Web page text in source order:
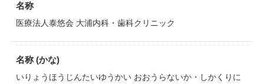
名称
医療法人泰悠会 大浦内科・歯科クリニック
名称 (かな)
いりょうほうじんたいゆうかい おおうらないか・しかくりに